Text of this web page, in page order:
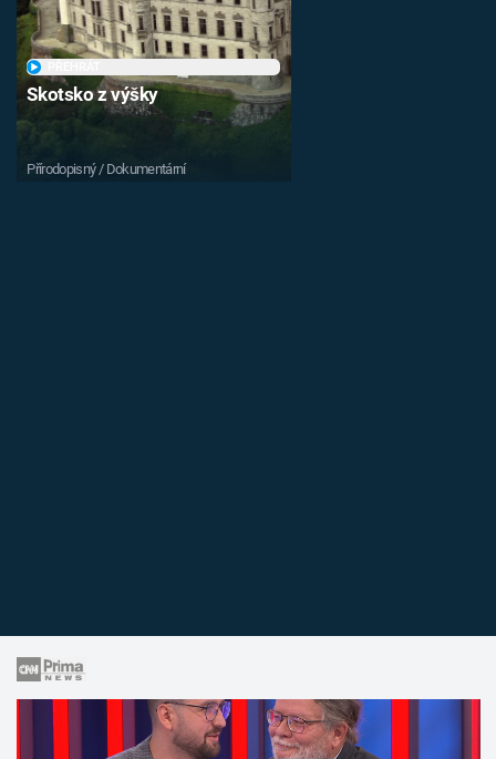
Skotsko z výšky
Přírodopisný / Dokumentární